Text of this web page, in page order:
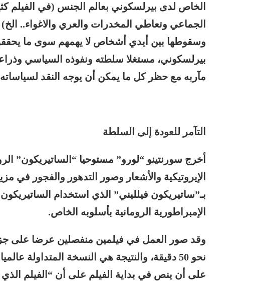
الخاص لدى بيرلسكوني بعالم الجنس (في الفيلم
الجماعي وتعاطي المخدرات والعري والاغواء.. الخ)
وسقوطها بين أيدي أشخاص لا يهمهم سوى ما
بيرلسكوني، مستغلا سلطته ونفوذه السياسي
مآربه مع حظر كل ما يمكن أن يوجه النقد
التآمر للعودة إلى السلطة
أخرج سورنتينو “لورو” مستوحيا “الساتيريكون”
الإيروتيكية والأشعار وصور التدهور والفجور في
بـ”ساتيريكون فيلليني” الذي استخدام الساتيريكون
الإمبراطورية الرومانية بأسلوبه الخاص.
وقد صور العمل في فيلمين منفصلين عرضا على
على أن ينص في بداية الفيلم على أن “الفيلم